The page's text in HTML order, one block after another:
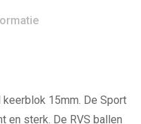
15mm. De Sport
en sterk. De RVS ballen